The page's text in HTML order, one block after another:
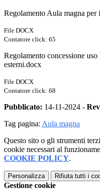
Regolamento Aula magna per
File DOCX
Contatore click: 65
Regolamento concessione
esterni.docx
File DOCX
Contatore click: 68
Pubblicato: 14-11-2024 -
Tag pagina: Aula magna
Questo sito o gli strumenti
cookie necessari al
COOKIE POLICY.
Personalizza Rifiuta tutti i
Gestione cookie